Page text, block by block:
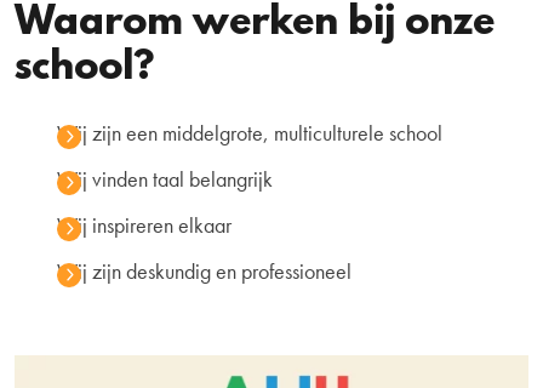
Waarom werken bij onze
school?
Wij zijn een middelgrote, multiculturele school
Wij vinden taal belangrijk
Wij inspireren elkaar
Wij zijn deskundig en professioneel